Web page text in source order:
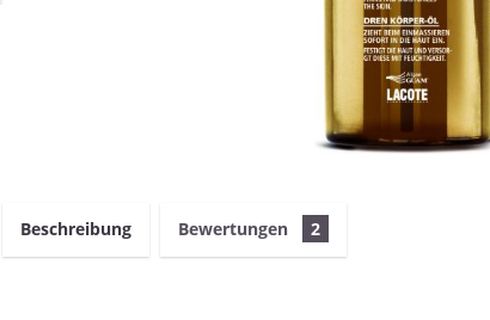
Beschreibung Bewertungen 2